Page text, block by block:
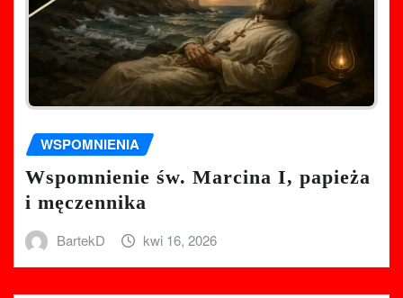
WSPOMNIENIA
Wspomnienie św. Marcina I, papieża
i męczennika
BartekD kwi 16, 2026